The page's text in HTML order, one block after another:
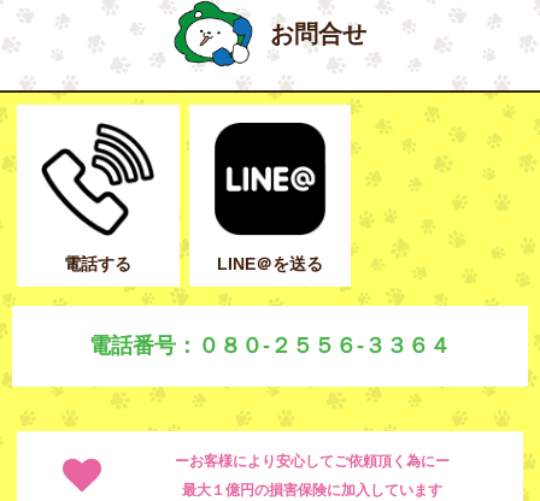
お問合せ
電話する LINE＠を送る
電話番号：０８０-２５５６-３３６４
ーお客様により安心してご依頼頂く為にー
最大１億円の損害保険に加入しています